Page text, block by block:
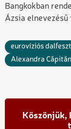
Bangkokban
Ázsia elnevezésű
eurovíziós
Alexandra
Köszönjük,